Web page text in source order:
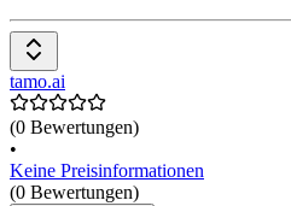
tamo.ai
(0 Bewertungen)
•
Keine Preisinformationen
(0 Bewertungen)